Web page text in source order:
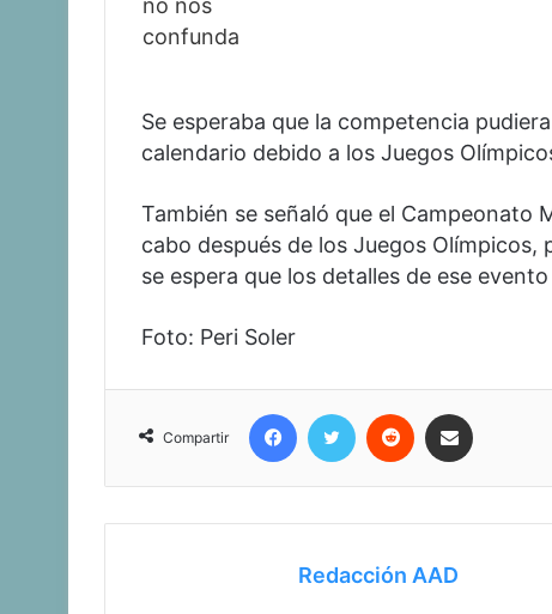
Se esperaba que la competencia
calendario debido a los Juegos
También se señaló que el Campeonato
cabo después de los Juegos
se espera que los detalles de ese
Foto: Peri Soler
Compartir
Facebook
Twitter Reddit
Redacción AAD